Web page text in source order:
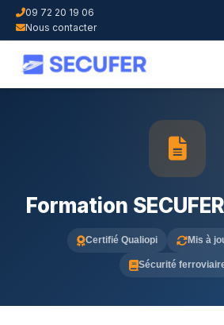
09 72 20 19 06
Nous contacter
Formation
Certifié Qualiopi Mis à
Sécurité